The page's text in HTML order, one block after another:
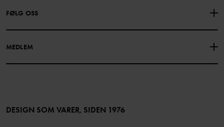
PERSONVERNPOLICY
FØLG OSS
MEDLEM
Bli medlem
DESIGN SOM VARER, SIDEN 1976